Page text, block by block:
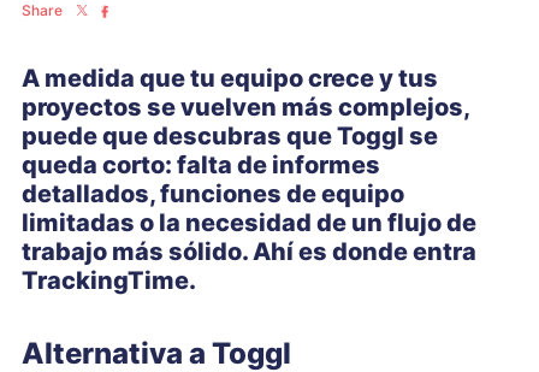
Share
A medida que tu equipo crece y tus
proyectos se vuelven más complejos,
puede que descubras que Toggl se
queda corto: falta de informes
detallados, funciones de equipo
limitadas o la necesidad de un flujo de
trabajo más sólido. Ahí es donde entra
TrackingTime.
Alternativa a Toggl